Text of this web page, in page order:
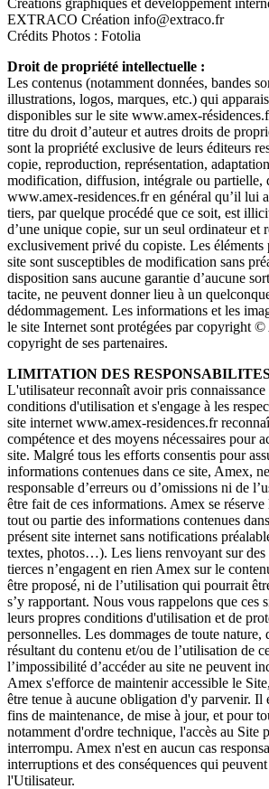
EXTRACO Création info@extraco.fr
Crédits Photos : Fotolia
Droit de propriété intellectuelle :
Les contenus (notamment données, bandes
illustrations, logos, marques, etc.) qui
disponibles sur le site www.amex-
titre du droit d’auteur et autres droits de
sont la propriété exclusive de leurs éditeurs
copie, reproduction, représentation,
modification, diffusion, intégrale ou partielle,
www.amex-residences.fr en général qu’il lui
tiers, par quelque procédé que ce soit, est
d’une unique copie, sur un seul ordinateur et
exclusivement privé du copiste. Les éléments
site sont susceptibles de modification sans
disposition sans aucune garantie d’aucune
tacite, ne peuvent donner lieu à un
dédommagement. Les informations et les
le site Internet sont protégées par copyright
copyright de ses partenaires.
LIMITATION DES
L'utilisateur reconnaît avoir pris connaissance
conditions d'utilisation et s'engage à les
site internet www.amex-residences.fr
compétence et des moyens nécessaires pour
site. Malgré tous les efforts consentis pour
informations contenues dans ce site, Amex,
responsable d’erreurs ou d’omissions ni de
être fait de ces informations. Amex se
tout ou partie des informations contenues
présent site internet sans notifications
textes, photos…). Les liens renvoyant sur des
tierces n’engagent en rien Amex sur le
être proposé, ni de l’utilisation qui pourrait
s’y rapportant. Nous vous rappelons que ces
leurs propres conditions d'utilisation et de
personnelles. Les dommages de toute nature,
résultant du contenu et/ou de l’utilisation de
l’impossibilité d’accéder au site ne peuvent
Amex s'efforce de maintenir accessible le
être tenue à aucune obligation d'y parvenir. Il
fins de maintenance, de mise à jour, et pour
notamment d'ordre technique, l'accès au Site
interrompu. Amex n'est en aucun cas
interruptions et des conséquences qui
l'Utilisateur.